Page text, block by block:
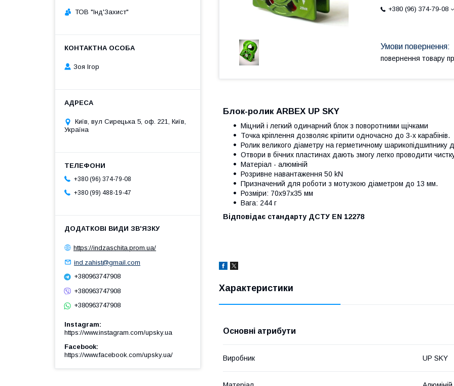
+380 (96) 374-79-08
повернення товару
Блок-ролик ARBEX UP SKY
Міцний і легкий одинарний блок з поворотними щічками
Точка кріплення дозволяє кріпити одночасно до 3-х карабінів.
Ролик великого діаметру на герметичному шарикопідшипнику
Отвори в бічних пластинах дають змогу легко проводити
Матеріал - алюміній
Розривне навантаження 50 kN
Призначений для роботи з мотузкою діаметром до 13 мм.
Розміри: 70х97х35 мм
Вага: 244 г
Відповідає стандарту ДСТУ ЕN 12278
Характеристики
Основні атрибути
Виробник UP SKY
ТОВ "Інд'Захист"
Зоя Ігор
Київ, вул Сирецька 5, оф. 221, Київ,
Україна
+380 (96) 374-79-08
+380 (99) 488-19-47
https://indzaschita.prom.ua/
ind.zahist@gmail.com
+380963747908
+380963747908
+380963747908
Instagram
https://www.instagram.com/upsky.ua
Facebook
https://www.facebook.com/upsky.ua/